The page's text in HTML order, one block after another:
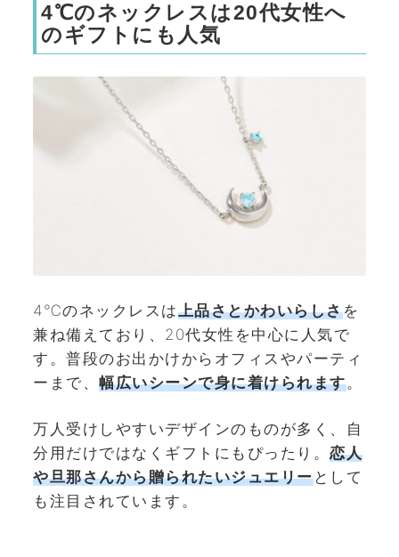
4℃のネックレスは20代女性へ
のギフトにも人気
4℃のネックレスは上品さとかわいらしさを
兼ね備えており、20代女性を中心に人気で
す。普段のお出かけからオフィスやパーティ
ーまで、 幅広いシーンで身に着けられます。
万人受けしやすいデザインのものが多く、自
分用だけではなくギフトにもぴったり。 恋人
や旦那さんから贈られたいジュエリーとして
も注目されています。